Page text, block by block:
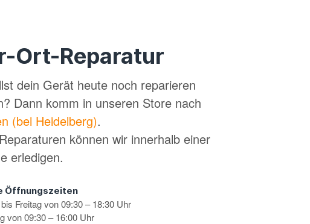
Ort-Reparatur
dein Gerät heute noch reparieren
Dann komm in unseren Store nach
(bei Heidelberg).
können wir innerhalb einer
erledigen.
Öffnungszeiten
Freitag von 09:30 – 18:30 Uhr
von 09:30 – 16:00 Uhr